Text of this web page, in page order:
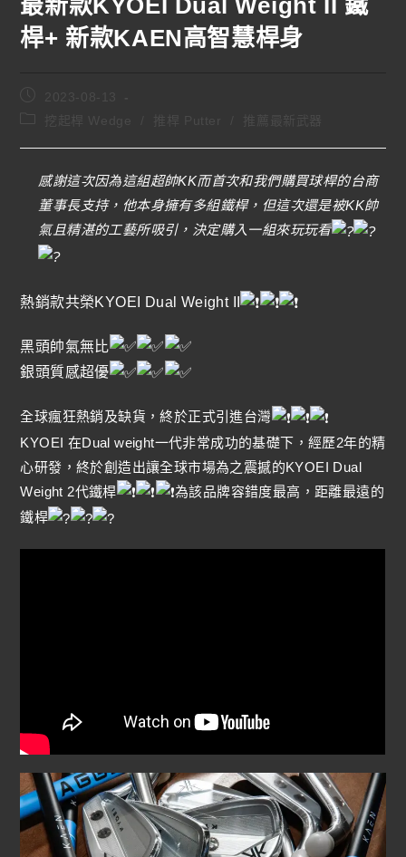
桿+ 新款KAEN高智慧桿身
2023-08-13
感謝這次因為這組超帥KK而首次和我們購買球桿的台商
董事長支持，他本身擁有多組鐵桿，但這次還是被KK帥
氣且精湛的工藝所吸引，決定購入一組來玩玩看
熱銷款共榮KYOEI Dual Weight II
黑頭帥氣無比
銀頭質感超優
全球瘋狂熱銷及缺貨，終於正式引進台灣
KYOEI 在Dual weight一代非常成功的基礎下，經歷2年的精
心研發，終於創造出讓全球市場為之震撼的KYOEI Dual
Weight 2代鐵桿
為該品牌容錯度最高，距離最遠的
鐵桿